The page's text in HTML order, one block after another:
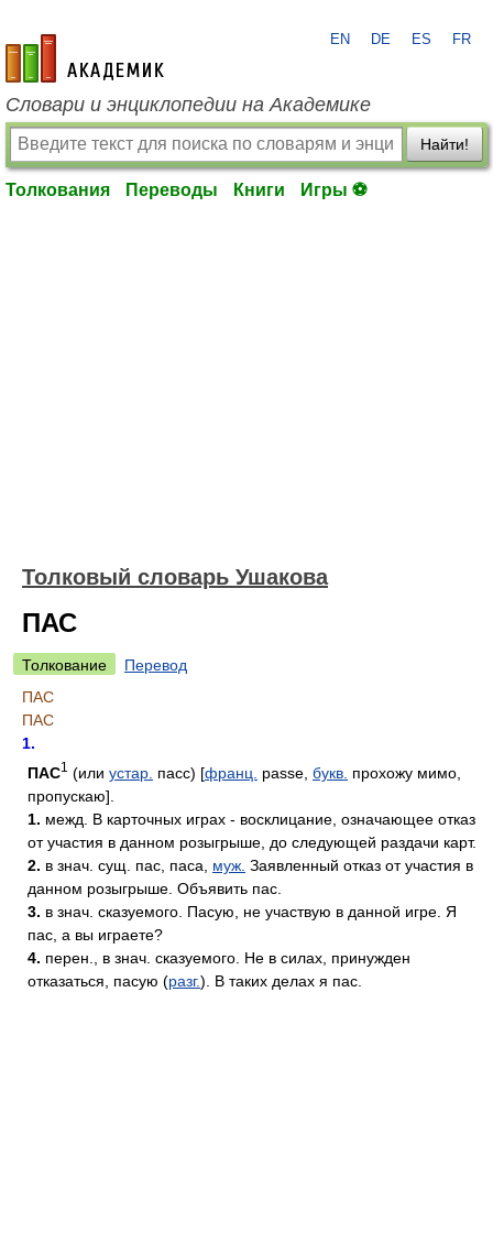
academic.ru
EN DE ES FR
Словари и энциклопедии на Академике
Найти!
Толкования Переводы Книги Игры ⚽
Толковый словарь Ушакова
ПАС
Толкование
Перевод
ПАС
ПАС
1.
ПАС1 (или устар. пасс) [франц. passe, букв. прохожу мимо,
пропускаю].
1. межд. В карточных играх - восклицание, означающее отказ
от участия в данном розыгрыше, до следующей раздачи карт.
2. в знач. сущ. пас, паса, муж. Заявленный отказ от участия в
данном розыгрыше. Объявить пас.
3. в знач. сказуемого. Пасую, не участвую в данной игре. Я
пас, а вы играете?
4. перен., в знач. сказуемого. Не в силах, принужден
отказаться, пасую (разг.). В таких делах я пас.